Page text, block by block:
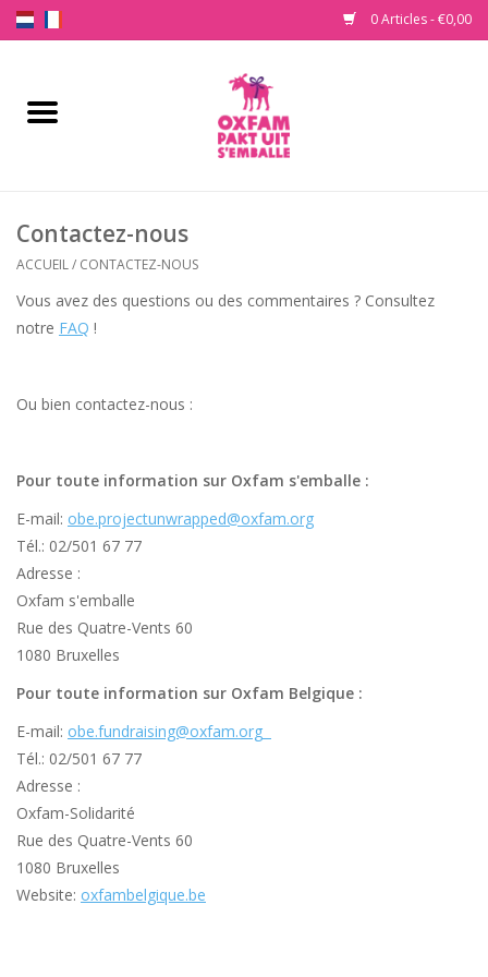
0 Articles - €0,00
Accueil
Nos produits
À propos d'Oxfam s'emballe
Contactez-nous
ACCUEIL/ CONTACTEZ-NOUS
Vous avez des questions ou des commentaires ? Consultez
notre FAQ !
Ou bien contactez-nous :
Pour toute information sur Oxfam s'emballe :
E-mail: obe.projectunwrapped@oxfam.org
Tél.: 02/501 67 77
Adresse :
Oxfam s'emballe
Rue des Quatre-Vents 60
1080 Bruxelles
Pour toute information sur Oxfam Belgique :
E-mail: obe.fundraising@oxfam.org
Tél.: 02/501 67 77
Adresse :
Oxfam-Solidarité
Rue des Quatre-Vents 60
1080 Bruxelles
Website: oxfambelgique.be